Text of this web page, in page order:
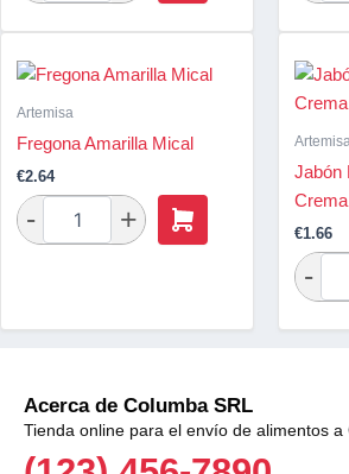
Artemisa
Fregona Amarilla Mical
€2.64
Artemisa
Jabón
€1.66
Acerca de Columba SRL
Tienda online para el envío de alimentos a